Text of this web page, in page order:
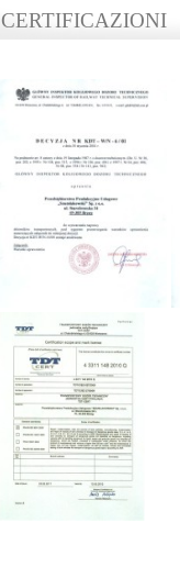
CERTIFICAZIONI